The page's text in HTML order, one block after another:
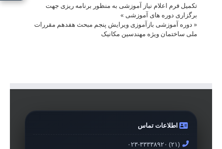
تکمیل فرم اعلام نیاز آموزشی به منظور برنامه ریزی جهت
برگزاری دوره های آموزشی »
« دوره آموزشی بازآموزی ویرایش پنجم مبحث هفدهم مقررات
ملی ساختمان ویژه مهندسین مکانیک
اطلاعات تماس
۰۲۳-۳۳۳۳۸۹۲۰ (۲۱)